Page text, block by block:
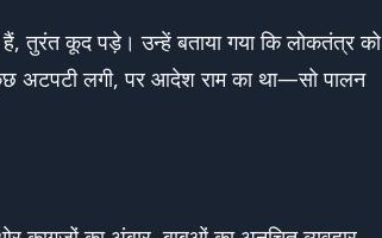
तुरंत कूद पड़े। उन्हें बताया गया कि लोकतंत्र को
अटपटी लगी, पर आदेश राम का था—सो पालन